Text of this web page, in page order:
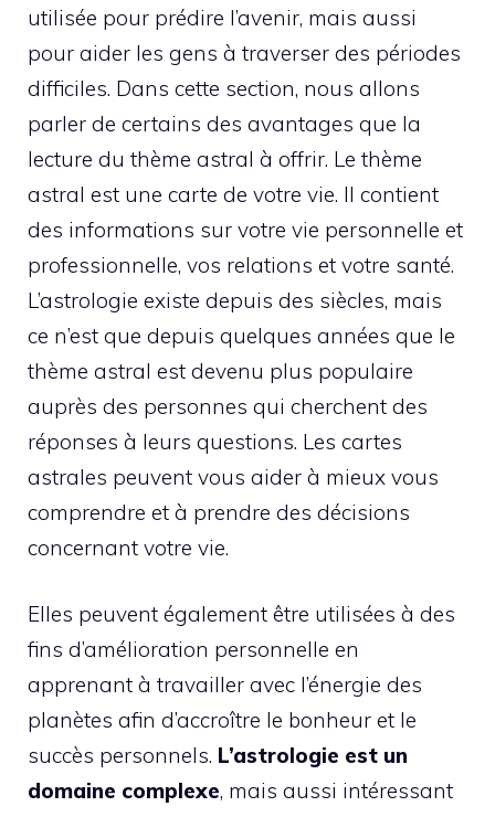
utilisée pour prédire l’avenir, mais aussi
pour aider les gens à traverser des périodes
difficiles. Dans cette section, nous allons
parler de certains des avantages que la
lecture du thème astral à offrir. Le thème
astral est une carte de votre vie. Il contient
des informations sur votre vie personnelle et
professionnelle, vos relations et votre santé.
L’astrologie existe depuis des siècles, mais
ce n’est que depuis quelques années que le
thème astral est devenu plus populaire
auprès des personnes qui cherchent des
réponses à leurs questions. Les cartes
astrales peuvent vous aider à mieux vous
comprendre et à prendre des décisions
concernant votre vie.
Elles peuvent également être utilisées à des
fins d’amélioration personnelle en
apprenant à travailler avec l’énergie des
planètes afin d’accroître le bonheur et le
succès personnels. L’astrologie est un
domaine complexe, mais aussi intéressant